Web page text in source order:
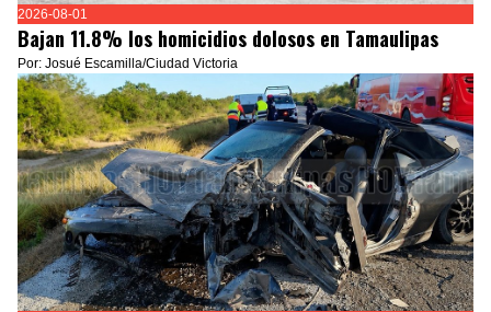
2026-08-01
Bajan 11.8% los homicidios dolosos en Tamaulipas
Por: Josué Escamilla/Ciudad Victoria